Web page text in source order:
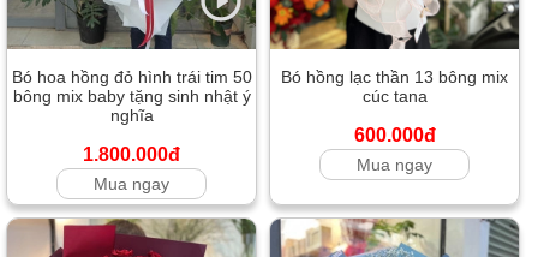
Bó hoa hồng đỏ hình trái tim 50
bông mix baby tặng sinh nhật ý
nghĩa
1.800.000đ
Mua ngay
Bó hồng lạc thần 13 bông mix
cúc tana
600.000đ
Mua ngay